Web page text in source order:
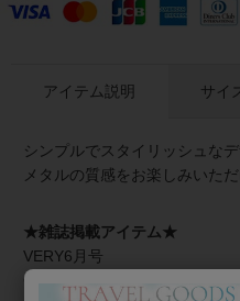
アイテム説明
シンプルでスタイリッシュな
メタルの質感をお楽しみいただ
★雑誌掲載アイテム★
VERY6月号
CLASSY.6月号
サイ